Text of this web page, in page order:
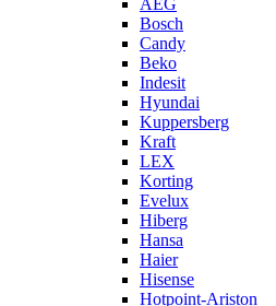
AEG
Bosch
Candy
Beko
Indesit
Hyundai
Kuppersberg
Kraft
LEX
Korting
Evelux
Hiberg
Hansa
Haier
Hisense
Hotpoint-Ariston